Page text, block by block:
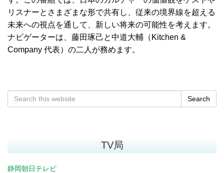
リスナーとさまざまな形で共有し、従来の境界線を超える
未来への視点を通して、新しい将来の可能性を考えます。
ナビゲーターは、藤田琢己と中道大輔（Kitchen &
Company 代表）の二人が務めます。
Search
TV局
静岡朝日テレビ